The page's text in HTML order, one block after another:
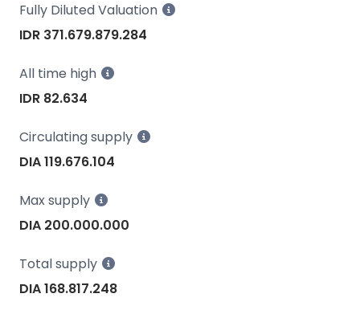
Fully Diluted Valuation
IDR 371.679.879.284
All time high
IDR 82.634
Circulating supply
DIA 119.676.104
Max supply
DIA 200.000.000
Total supply
DIA 168.817.248